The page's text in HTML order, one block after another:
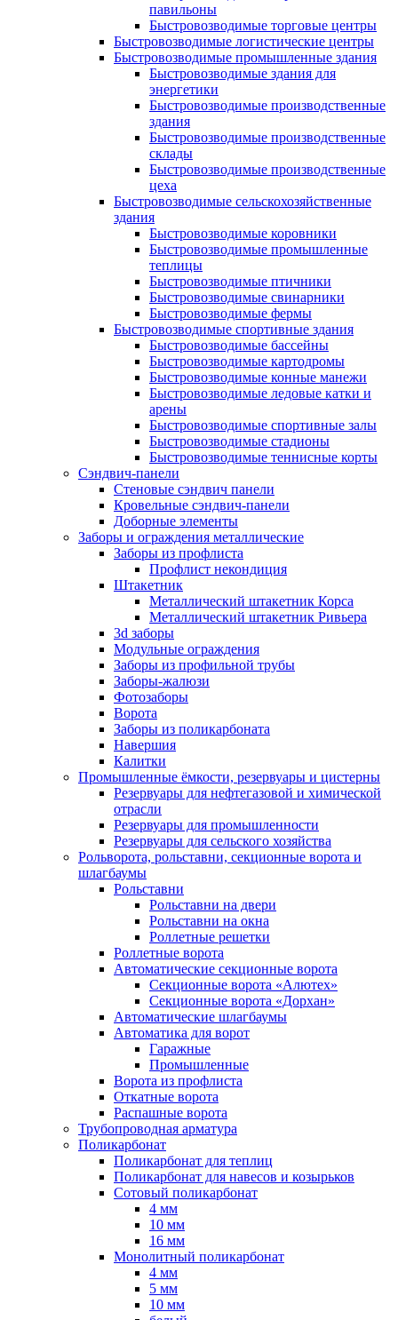
павильоны
Быстровозводимые торговые центры
Быстровозводимые логистические центры
Быстровозводимые промышленные здания
Быстровозводимые здания для
энергетики
Быстровозводимые производственные
здания
Быстровозводимые производственные
склады
Быстровозводимые производственные
цеха
Быстровозводимые сельскохозяйственные
здания
Быстровозводимые коровники
Быстровозводимые промышленные
теплицы
Быстровозводимые птичники
Быстровозводимые свинарники
Быстровозводимые фермы
Быстровозводимые спортивные здания
Быстровозводимые бассейны
Быстровозводимые картодромы
Быстровозводимые конные манежи
Быстровозводимые ледовые катки и
арены
Быстровозводимые спортивные залы
Быстровозводимые стадионы
Быстровозводимые теннисные корты
Сэндвич-панели
Стеновые сэндвич панели
Кровельные сэндвич-панели
Доборные элементы
Заборы и ограждения металлические
Заборы из профлиста
Профлист некондиция
Штакетник
Металлический штакетник Корса
Металлический штакетник Ривьера
3d заборы
Модульные ограждения
Заборы из профильной трубы
Заборы-жалюзи
Фотозаборы
Ворота
Заборы из поликарбоната
Навершия
Калитки
Промышленные ёмкости, резервуары и цистерны
Резервуары для нефтегазовой и химической
отрасли
Резервуары для промышленности
Резервуары для сельского хозяйства
Рольворота, рольставни, секционные ворота и
шлагбаумы
Рольставни
Рольставни на двери
Рольставни на окна
Роллетные решетки
Роллетные ворота
Автоматические секционные ворота
Секционные ворота «Алютех»
Секционные ворота «Дорхан»
Автоматические шлагбаумы
Автоматика для ворот
Гаражные
Промышленные
Ворота из профлиста
Откатные ворота
Распашные ворота
Трубопроводная арматура
Поликарбонат
Поликарбонат для теплиц
Поликарбонат для навесов и козырьков
Сотовый поликарбонат
4 мм
10 мм
16 мм
Монолитный поликарбонат
4 мм
5 мм
10 мм